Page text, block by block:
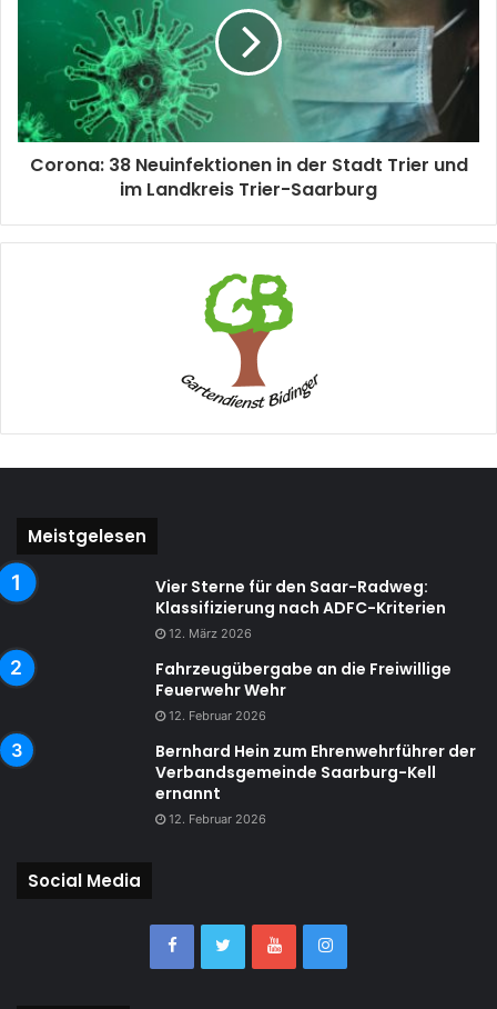
Corona: 38 Neuinfektionen in der Stadt Trier und
im Landkreis Trier-Saarburg
Meistgelesen
Vier Sterne für den Saar-Radweg:
Klassifizierung nach ADFC-Kriterien
12. März 2026
Fahrzeugübergabe an die Freiwillige
Feuerwehr Wehr
12. Februar 2026
Bernhard Hein zum Ehrenwehrführer der
Verbandsgemeinde Saarburg-Kell
ernannt
12. Februar 2026
Social Media